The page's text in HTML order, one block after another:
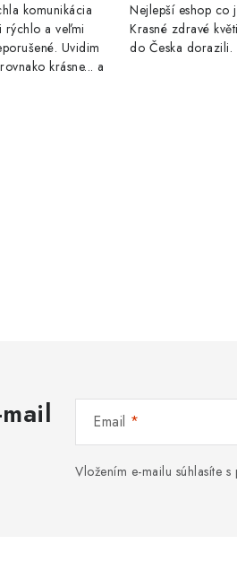
komunikácia
rýchlo a veľmi
Uvidim
krásne... a
Nejlepší eshop co
Krasné zdravé
do Česka dorazili.
Email
Vložením e-mailu súhlasíte s